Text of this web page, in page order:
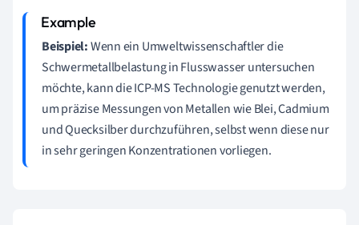
Beispiel:Wenn ein Umweltwissenschaftler die
Schwermetallbelastung in Flusswasser untersuchen
möchte, kann die ICP-MS Technologie genutzt werden,
um präzise Messungen von Metallen wie Blei, Cadmium
und Quecksilber durchzuführen, selbst wenn diese nur
in sehr geringen Konzentrationen vorliegen.